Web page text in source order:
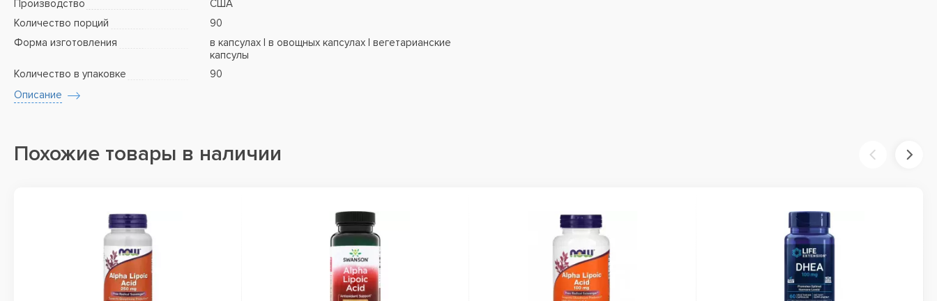
Производство
США
Количество порций
90
Форма изготовления
в капсулах | в овощных капсулах | вегетарианские
капсулы
Количество в упаковке
90
Описание
Похожие товары в наличии